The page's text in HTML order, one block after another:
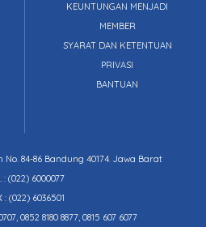
KEUNTUNGAN MENJADI
MEMBER
SYARAT DAN KETENTUAN
PRIVASI
BANTUAN
84-86 Bandung 40174. Jawa Barat
: (022) 6000077
: (022) 6036501
0852 8180 8877, 0815 607 6077